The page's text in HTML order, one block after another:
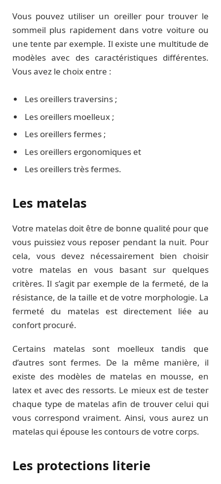
Vous pouvez utiliser un oreiller pour trouver le
sommeil plus rapidement dans votre voiture ou
une tente par exemple. Il existe une multitude de
modèles avec des caractéristiques différentes.
Vous avez le choix entre :
Les oreillers traversins ;
Les oreillers moelleux ;
Les oreillers fermes ;
Les oreillers ergonomiques et
Les oreillers très fermes.
Les matelas
Votre matelas doit être de bonne qualité pour que
vous puissiez vous reposer pendant la nuit. Pour
cela, vous devez nécessairement bien choisir
votre matelas en vous basant sur quelques
critères. Il s’agit par exemple de la fermeté, de la
résistance, de la taille et de votre morphologie. La
fermeté du matelas est directement liée au
confort procuré.
Certains matelas sont moelleux tandis que
d’autres sont fermes. De la même manière, il
existe des modèles de matelas en mousse, en
latex et avec des ressorts. Le mieux est de tester
chaque type de matelas afin de trouver celui qui
vous correspond vraiment. Ainsi, vous aurez un
matelas qui épouse les contours de votre corps.
Les protections literie